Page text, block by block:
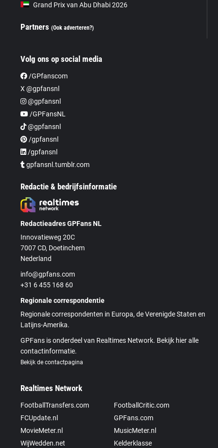
Grand Prix van Abu Dhabi 2026
Partners(Ook adverteren?)
Volg ons op social media
/GPfanscom
X @gpfansnl
@gpfansnl
/GPFansNL
@gpfansnl
/gpfansnl
/gpfansnl
gpfansnl.tumblr.com
Redactie & bedrijfsinformatie
Redactieadres GPFans NL
Innovatieweg 20C
7007 CD, Doetinchem
Nederland
info@gpfans.com
+31 6 455 168 60
Regionale correspondentie
Regionale correspondenten in Europa, de Verenigde Staten en
Latijns-Amerika.
GPFans is onderdeel van Realtimes Network. Bekijk hier alle
contactinformatie.
Bekijk de contactpagina
Realtimes Network
FootballTransfers.com
FootballCritic.com
FCUpdate.nl
GPFans.com
MovieMeter.nl
MusicMeter.nl
WijWedden.net
Kelderklasse